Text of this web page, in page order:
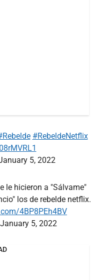
#RebeldeNetflix
5, 2022
le hicieron a "Sálvame"
los de rebelde netflix.
4BP8PEh4BV
January 5, 2022